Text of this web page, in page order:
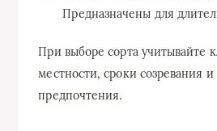
Предназначены для
При выборе сорта учитывайте
местности, сроки созревания
предпочтения.